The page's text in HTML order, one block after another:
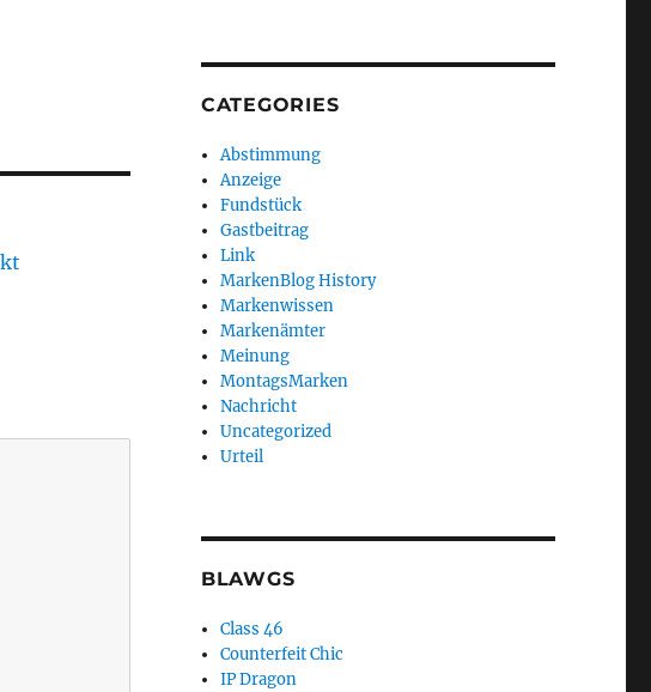
CATEGORIES
Abstimmung
Anzeige
Fundstück
Gastbeitrag
Link
MarkenBlog History
Markenwissen
Markenämter
Meinung
MontagsMarken
Nachricht
Uncategorized
Urteil
BLAWGS
Class 46
Counterfeit Chic
IP Dragon